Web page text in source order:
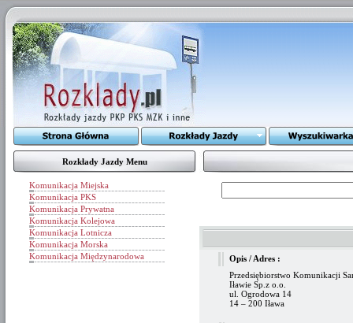
Rozkłady Jazdy Menu
Komunikacja Miejska
Komunikacja PKS
Komunikacja Prywatna
Komunikacja Kolejowa
Komunikacja Lotnicza
Komunikacja Morska
Komunikacja Międzynarodowa
Opis / Adres :
Przedsiębiorstwo Komunikacji
Iławie Sp.z o.o.
ul. Ogrodowa 14
14 – 200 Iława